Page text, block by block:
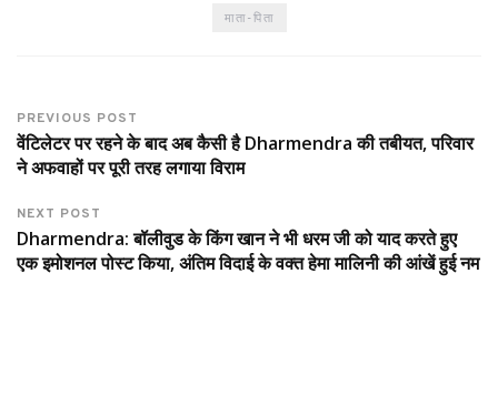
माता-पिता
PREVIOUS POST
वेंटिलेटर पर रहने के बाद अब कैसी है Dharmendra की तबीयत, परिवार
ने अफवाहों पर पूरी तरह लगाया विराम
NEXT POST
Dharmendra: बॉलीवुड के किंग खान ने भी धरम जी को याद करते हुए
एक इमोशनल पोस्ट किया, अंतिम विदाई के वक्त हेमा मालिनी की आंखें हुई नम